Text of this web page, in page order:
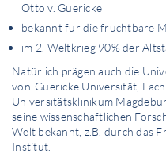
Otto v. Guericke
bekannt für die fruchtbare
im 2. Weltkrieg 90% der
Natürlich prägen auch die
von-Guericke Universität,
Universitätsklinikum
seine wissenschaftlichen
Welt bekannt, z.B. durch das
Institut.